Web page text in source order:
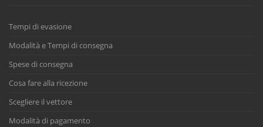
Tempi di evasione
Modalità e Tempi di consegna
Spese di consegna
Cosa fare alla ricezione
Scegliere il vettore
Modalità di pagamento